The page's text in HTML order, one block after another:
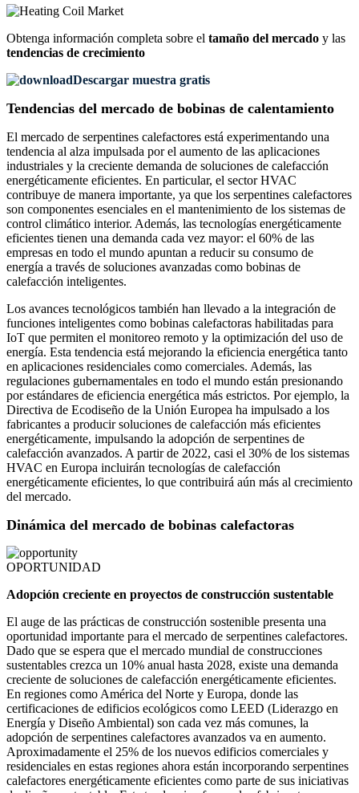
Obtenga información completa sobre el tamaño del mercado y las
tendencias de crecimiento
Descargar muestra gratis
Tendencias del mercado de bobinas de calentamiento
El mercado de serpentines calefactores está experimentando una
tendencia al alza impulsada por el aumento de las aplicaciones
industriales y la creciente demanda de soluciones de calefacción
energéticamente eficientes. En particular, el sector HVAC
contribuye de manera importante, ya que los serpentines calefactores
son componentes esenciales en el mantenimiento de los sistemas de
control climático interior. Además, las tecnologías energéticamente
eficientes tienen una demanda cada vez mayor: el 60% de las
empresas en todo el mundo apuntan a reducir su consumo de
energía a través de soluciones avanzadas como bobinas de
calefacción inteligentes.
Los avances tecnológicos también han llevado a la integración de
funciones inteligentes como bobinas calefactoras habilitadas para
IoT que permiten el monitoreo remoto y la optimización del uso de
energía. Esta tendencia está mejorando la eficiencia energética tanto
en aplicaciones residenciales como comerciales. Además, las
regulaciones gubernamentales en todo el mundo están presionando
por estándares de eficiencia energética más estrictos. Por ejemplo, la
Directiva de Ecodiseño de la Unión Europea ha impulsado a los
fabricantes a producir soluciones de calefacción más eficientes
energéticamente, impulsando la adopción de serpentines de
calefacción avanzados. A partir de 2022, casi el 30% de los sistemas
HVAC en Europa incluirán tecnologías de calefacción
energéticamente eficientes, lo que contribuirá aún más al crecimiento
del mercado.
Dinámica del mercado de bobinas calefactoras
OPORTUNIDAD
Adopción creciente en proyectos de construcción sustentable
El auge de las prácticas de construcción sostenible presenta una
oportunidad importante para el mercado de serpentines calefactores.
Dado que se espera que el mercado mundial de construcciones
sustentables crezca un 10% anual hasta 2028, existe una demanda
creciente de soluciones de calefacción energéticamente eficientes.
En regiones como América del Norte y Europa, donde las
certificaciones de edificios ecológicos como LEED (Liderazgo en
Energía y Diseño Ambiental) son cada vez más comunes, la
adopción de serpentines calefactores avanzados va en aumento.
Aproximadamente el 25% de los nuevos edificios comerciales y
residenciales en estas regiones ahora están incorporando serpentines
calefactores energéticamente eficientes como parte de sus iniciativas